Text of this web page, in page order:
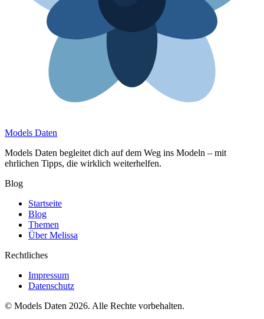
Models Daten
Models Daten begleitet dich auf dem Weg ins Modeln – mit
ehrlichen Tipps, die wirklich weiterhelfen.
Blog
Startseite
Blog
Themen
Über Melissa
Rechtliches
Impressum
Datenschutz
© Models Daten 2026. Alle Rechte vorbehalten.